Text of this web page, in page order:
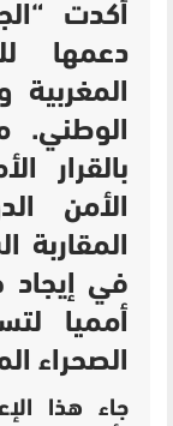
أكدت
دعمها
المغربية
الوطني.
بالقرار
الأمن
المقاربة
في
أمميا
الصحراء
جاء هذا